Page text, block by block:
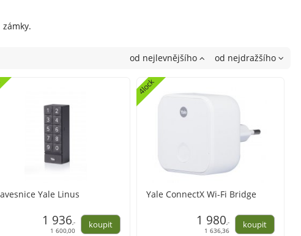
od nejlevnějšího
od nejdražšího
Yale Linus
1 936,-
1 600,00
Yale ConnectX Wi-Fi Bridge
4lock
1 980,-
1 636,36